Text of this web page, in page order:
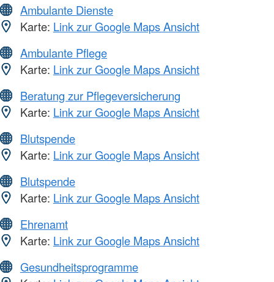
Ambulante Dienste
Karte: Link zur Google Maps Ansicht
Ambulante Pflege
Karte: Link zur Google Maps Ansicht
Beratung zur Pflegeversicherung
Karte: Link zur Google Maps Ansicht
Blutspende
Karte: Link zur Google Maps Ansicht
Blutspende
Karte: Link zur Google Maps Ansicht
Ehrenamt
Karte: Link zur Google Maps Ansicht
Gesundheitsprogramme